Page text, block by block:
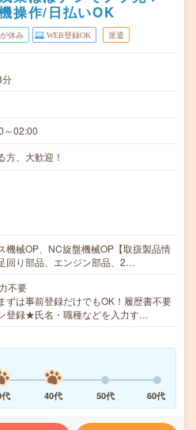
操作/日払いOK
休み WEB登録OK 派遣
分
～02:00
方、大歓迎！
機械OP、NC旋盤機械OP【取扱製品情
回り部品、エンジン部品、2…
不要
は事前登録だけでもOK！履歴書不要
登録★氏名・職種などを入力す…
40代 50代 60代